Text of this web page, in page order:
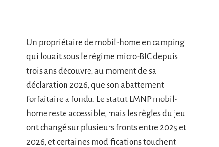
Un propriétaire de mobil-home en camping
qui louait sous le régime micro-BIC depuis
trois ans découvre, au moment de sa
déclaration 2026, que son abattement
forfaitaire a fondu. Le statut LMNP mobil-
home reste accessible, mais les règles du jeu
ont changé sur plusieurs fronts entre 2025 et
2026, et certaines modifications touchent